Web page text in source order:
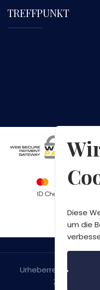
TREFFPUNKT
Urheberrecht © 2026
Zadar. Alle
Diese
um die